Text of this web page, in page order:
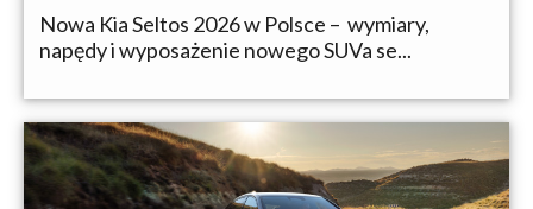
Nowa Kia Seltos 2026 w Polsce – wymiary,
napędy i wyposażenie nowego SUVa se...